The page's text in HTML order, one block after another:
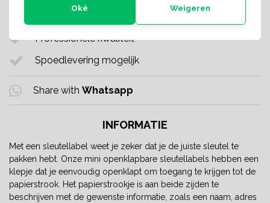
Oké Weigeren
Professionele kwaliteit
Spoedlevering mogelijk
Share with Whatsapp
INFORMATIE
Met een sleutellabel weet je zeker dat je de juiste sleutel te
pakken hebt. Onze mini openklapbare sleutellabels hebben een
klepje dat je eenvoudig openklapt om toegang te krijgen tot de
papierstrook. Het papierstrookje is aan beide zijden te
beschrijven met de gewenste informatie, zoals een naam, adres